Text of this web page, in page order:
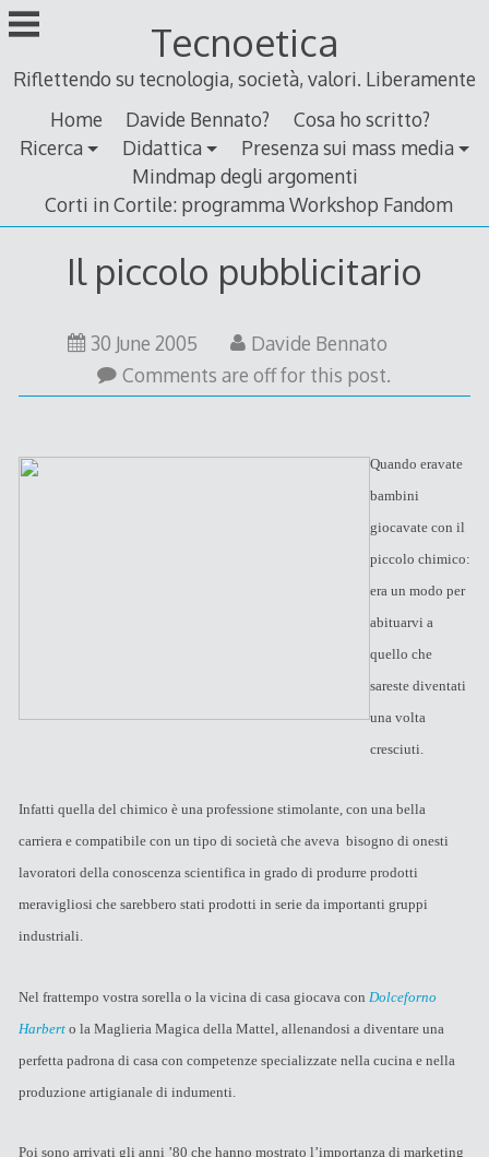
Skip
to
Tecnoetica
Riflettendo su tecnologia, società, valori. Liberamente
Home
Davide Bennato?
Cosa ho scritto?
Ricerca
Didattica
Presenza sui mass media
Mindmap degli argomenti
Corti in Cortile: programma Workshop Fandom
Il piccolo pubblicitario
30 June 2005
Davide Bennato
Comments are off for this post.
Quando eravate
bambini
giocavate con il
piccolo chimico:
era un modo per
abituarvi a
quello che
sareste diventati
una volta
cresciuti.
Infatti quella del chimico è una professione stimolante, con una bella
carriera e compatibile con un tipo di società che aveva bisogno di onesti
lavoratori della conoscenza scientifica in grado di produrre prodotti
meravigliosi che sarebbero stati prodotti in serie da importanti gruppi
industriali.
Nel frattempo vostra sorella o la vicina di casa giocava con Dolceforno
Harberto la Maglieria Magica della Mattel, allenandosi a diventare una
perfetta padrona di casa con competenze specializzate nella cucina e nella
produzione artigianale di indumenti.
Poi sono arrivati gli anni ’80 che hanno mostrato l’importanza di marketing